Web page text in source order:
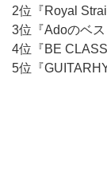
2位『Royal
3位『Adoのベ
4位『BE
5位『